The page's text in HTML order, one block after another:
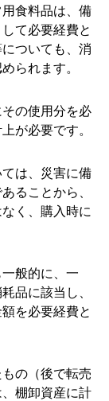
食料品は、備
て必要経費と
ついても、消
られます。
の使用分を必
が必要です。
は、災害に備
ることから、
く、購入時に
般的に、一
品に該当し、
を必要経費と
の（後で転売
棚卸資産に計